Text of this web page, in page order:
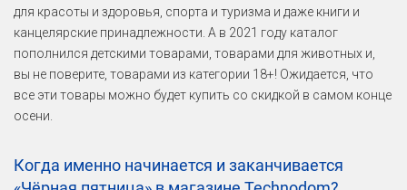
для красоты и здоровья, спорта и туризма и даже книги и
канцелярские принадлежности. А в 2021 году каталог
пополнился детскими товарами, товарами для животных и,
вы не поверите, товарами из категории 18+! Ожидается, что
все эти товары можно будет купить со скидкой в самом конце
осени.
Когда именно начинается и заканчивается